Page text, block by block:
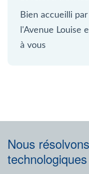
Bien accueilli
l'Avenue Louise
à vous
Nous
technologiques